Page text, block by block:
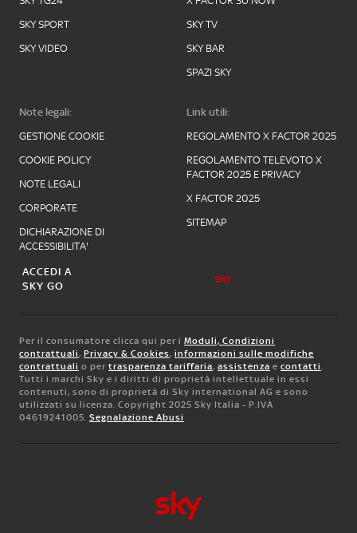
SKY SPORT
SKY VIDEO
SKY TV
SKY BAR
SPAZI SKY
Note legali:
GESTIONE COOKIE
COOKIE POLICY
NOTE LEGALI
CORPORATE
DICHIARAZIONE DI
ACCESSIBILITA'
Link utili:
REGOLAMENTO X FACTOR 2025
REGOLAMENTO TELEVOTO X
FACTOR 2025 E PRIVACY
X FACTOR 2025
SITEMAP
ACCEDI A
SKY GO
Per il consumatore clicca qui per i Moduli, Condizioni
contrattuali, Privacy & Cookies, informazioni sulle modifiche
contrattuali o per trasparenza tariffaria, assistenza e contatti.
Tutti i marchi Sky e i diritti di proprietà intellettuale in essi
contenuti, sono di proprietà di Sky international AG e sono
utilizzati su licenza. Copyright 2025 Sky Italia - P.IVA
04619241005. Segnalazione Abusi